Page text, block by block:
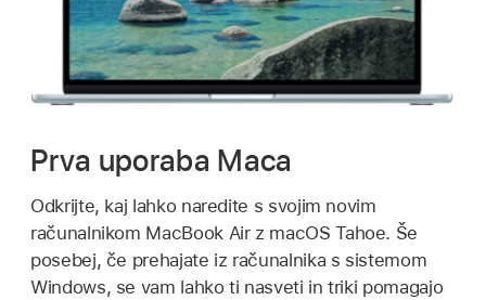
Prva uporaba Maca
Odkrijte, kaj lahko naredite s svojim novim
računalnikom MacBook Air z macOS Tahoe. Še
posebej, če prehajate iz računalnika s sistemom
Windows, se vam lahko ti nasveti in triki pomagajo